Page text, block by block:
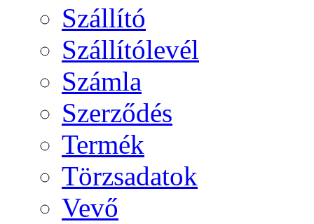
Szállító
Szállítólevél
Számla
Szerződés
Termék
Törzsadatok
Vevő